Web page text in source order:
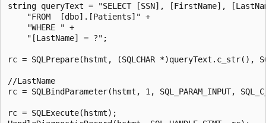
string queryText = "SELECT [SSN], [FirstName],
    "FROM  [dbo].[Patients]" +
    "WHERE " +
    "[LastName] = ?";
rc = SQLPrepare(hstmt, (SQLCHAR *)queryText.c_str(),
//LastName
rc = SQLBindParameter(hstmt, 1, SQL_PARAM_INPUT,
rc = SQLExecute(hstmt);